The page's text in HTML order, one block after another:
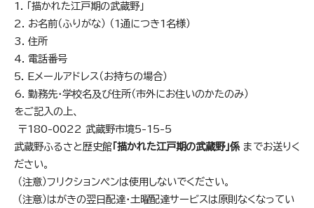
1. 「描かれた江戸期の武蔵野」
2. お名前（ふりがな） （1通につき1名様）
3. 住所
4. 電話番号
5. Eメールアドレス（お持ちの場合）
6. 勤務先・学校名及び住所（市外にお住いのかたのみ）
をご記入の上、
〒180-0022 武蔵野市境5-15-5
武蔵野ふるさと歴史館「描かれた江戸期の武蔵野」係 までお送りく
ださい。
（注意）フリクションペンは使用しないでください。
（注意）はがきの翌日配達・土曜配達サービスは原則なくなってい